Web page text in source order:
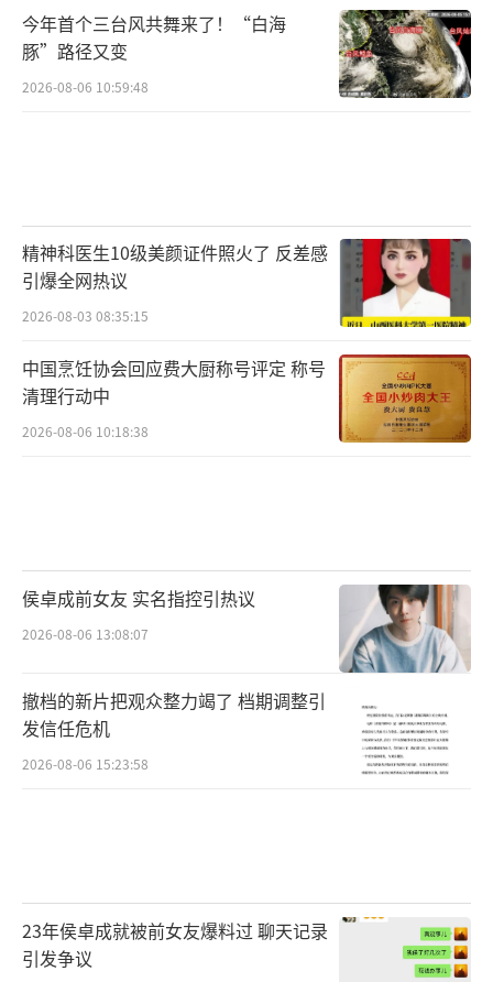
今年首个三台风共舞来了！“白海
豚”路径又变
2026-08-06 10:59:48
精神科医生10级美颜证件照火了 反差感
引爆全网热议
2026-08-03 08:35:15
中国烹饪协会回应费大厨称号评定 称号
清理行动中
2026-08-06 10:18:38
侯卓成前女友 实名指控引热议
2026-08-06 13:08:07
撤档的新片把观众整力竭了 档期调整引
发信任危机
2026-08-06 15:23:58
23年侯卓成就被前女友爆料过 聊天记录
引发争议